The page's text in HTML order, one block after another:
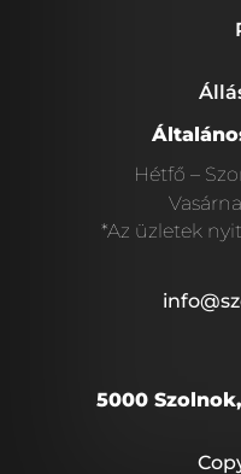
Hétfő –
*Az üzletek
5000